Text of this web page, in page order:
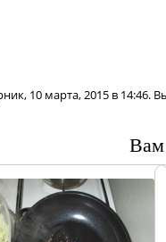
10 марта, 2015 в
Вам